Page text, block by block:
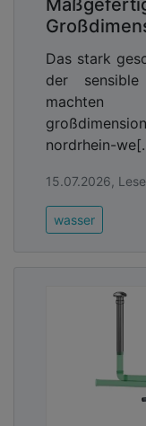
Das stark
der
machten
nordrhein-
15.07.2026,
wasser